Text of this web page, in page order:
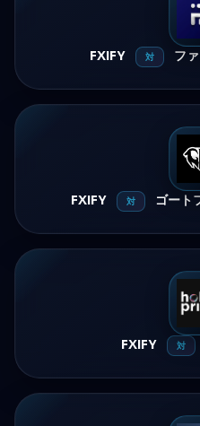
FXIFY 対 フ
FXIFY 対 ゴート
FXIFY 対